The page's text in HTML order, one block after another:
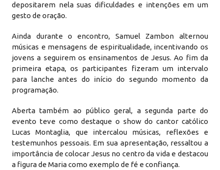
depositarem nela suas dificuldades e intenções em um
gesto de oração.
Ainda durante o encontro, Samuel Zambon alternou
músicas e mensagens de espiritualidade, incentivando os
jovens a seguirem os ensinamentos de Jesus. Ao fim da
primeira etapa, os participantes fizeram um intervalo
para lanche antes do início do segundo momento da
programação.
Aberta também ao público geral, a segunda parte do
evento teve como destaque o show do cantor católico
Lucas Montaglia, que intercalou músicas, reflexões e
testemunhos pessoais. Em sua apresentação, ressaltou a
importância de colocar Jesus no centro da vida e destacou
a figura de Maria como exemplo de fé e confiança.